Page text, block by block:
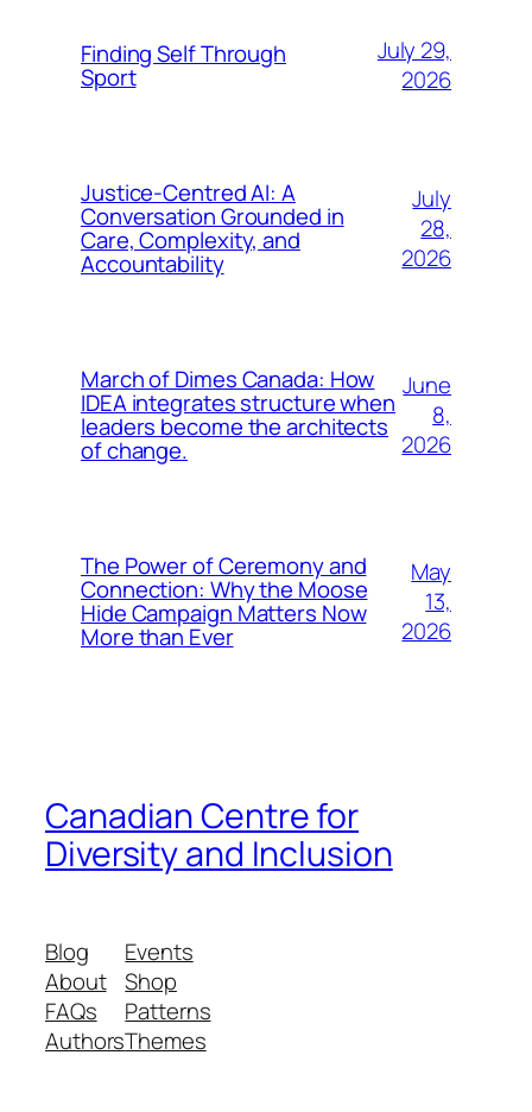
Finding Self Through
Sport
July 29,
2026
Justice-Centred AI: A
Conversation Grounded in
Care, Complexity, and
Accountability
July
28,
2026
March of Dimes Canada: How
IDEA integrates structure when
leaders become the architects
of change.
June
8,
2026
The Power of Ceremony and
Connection: Why the Moose
Hide Campaign Matters Now
More than Ever
May
13,
2026
Canadian Centre for
Diversity and Inclusion
Blog
About
FAQs
Authors
Events
Shop
Patterns
Themes